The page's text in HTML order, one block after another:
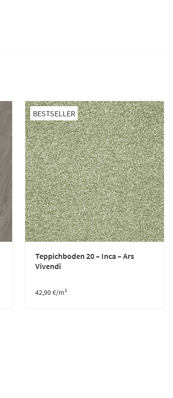
BESTSELLER
Teppichboden 20 – Inca – Ars
Vivendi
42,90€/m²